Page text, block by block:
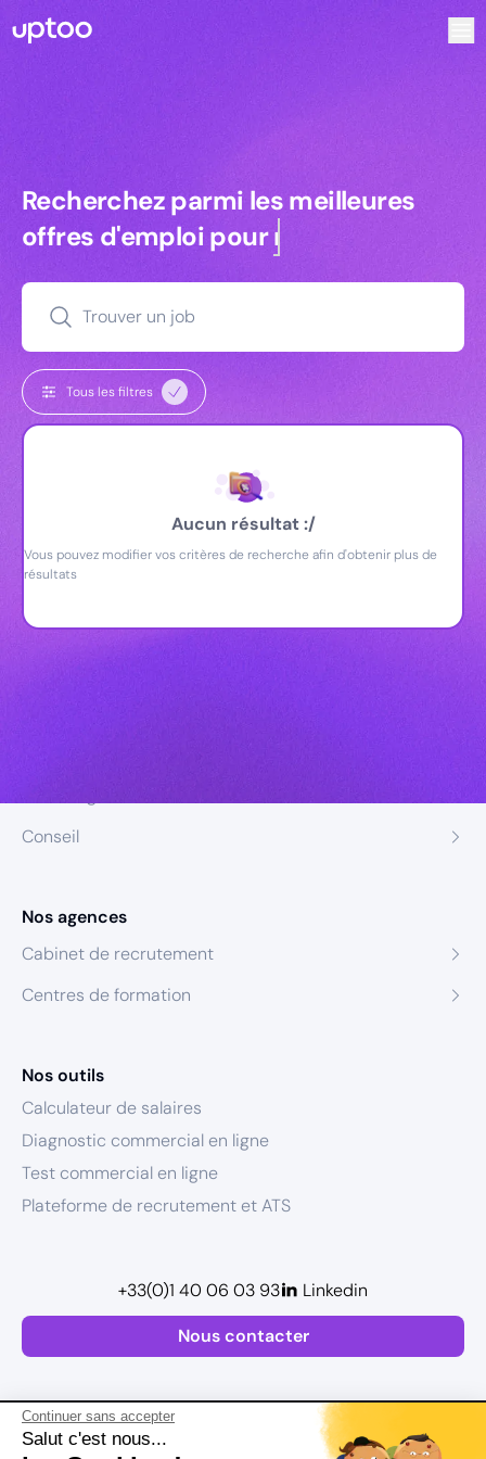
Continuer sans accepter
Salut c'est nous...
Recherchez parmi les meilleures
Recherchez parmi les meilleures
offres d'emploi pourmanagers
Trouver un job
Tous les filtres
Aucun résultat :/
Vous pouvez modifier vos critères de recherche afin d'obtenir plus de
résultats
Conseil
Nos agences
Cabinet de recrutement
Centres de formation
Nos outils
Calculateur de salaires
Diagnostic commercial en ligne
Test commercial en ligne
Plateforme de recrutement et ATS
Nous contacter
+33(0)1 40 06 03 93 Linkedin